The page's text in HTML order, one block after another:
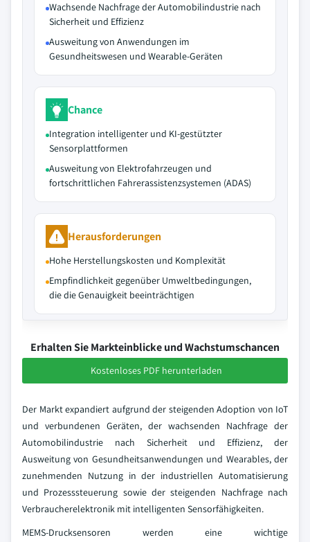
Wachsende Nachfrage der Automobilindustrie nach
Sicherheit und Effizienz
Ausweitung von Anwendungen im
Gesundheitswesen und Wearable-Geräten
Chance
Integration intelligenter und KI-gestützter
Sensorplattformen
Ausweitung von Elektrofahrzeugen und
fortschrittlichen Fahrerassistenzsystemen (ADAS)
Herausforderungen
Hohe Herstellungskosten und Komplexität
Empfindlichkeit gegenüber Umweltbedingungen,
die die Genauigkeit beeinträchtigen
Erhalten Sie Markteinblicke und Wachstumschancen
Kostenloses PDF herunterladen
Der Markt expandiert aufgrund der steigenden Adoption von IoT
und verbundenen Geräten, der wachsenden Nachfrage der
Automobilindustrie nach Sicherheit und Effizienz, der
Ausweitung von Gesundheitsanwendungen und Wearables, der
zunehmenden Nutzung in der industriellen Automatisierung
und Prozesssteuerung sowie der steigenden Nachfrage nach
Verbraucherelektronik mit intelligenten Sensorfähigkeiten.
MEMS-Drucksensoren werden eine wichtige